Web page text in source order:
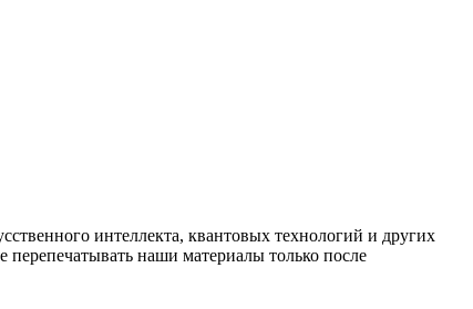
интеллекта, квантовых технологий и других
наши материалы только после